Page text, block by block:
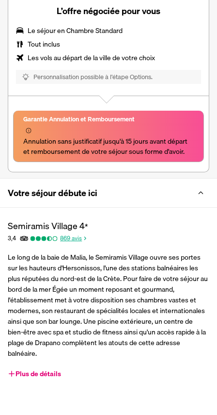
L’offre négociée pour vous
Le séjour enChambre Standard
Tout inclus
Les vols au départ de la ville de votre choix
Personnalisation possible à l’étape Options.
Garantie Annulation et Remboursement
Annulation sans justificatif jusqu'à 15 jours avant départ
et remboursement de votre séjour sous forme d'avoir.
Votre séjour débute ici
Semiramis Village4*
3,4 869avis
Le long de la baie de Malia, le Semiramis Village ouvre ses portes
sur les hauteurs d'Hersonissos, l'une des stations balnéaires les
plus réputées du nord-est de la Crète. Pour faire de votre séjour au
bord de la mer Égée un moment reposant et gourmand,
l'établissement met à votre disposition ses chambres vastes et
modernes, son restaurant de spécialités locales et internationales
ainsi que son bar lounge. Une piscine extérieure, un centre de
bien-être avec spa et studio de fitness ainsi qu'un accès rapide à la
plage de Drapano complètent les atouts de cette adresse
balnéaire.
Plus de détails